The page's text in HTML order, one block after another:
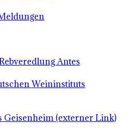
Antes
Weininstituts
Geisenheim (externer Link)